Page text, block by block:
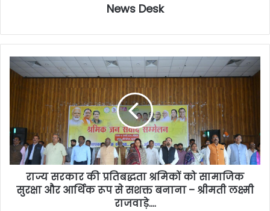
News Desk
राज्य सरकार की प्रतिबद्धता श्रमिकों को सामाजिक
सुरक्षा और आर्थिक रूप से सशक्त बनाना – श्रीमती लक्ष्मी
राजवाड़े….